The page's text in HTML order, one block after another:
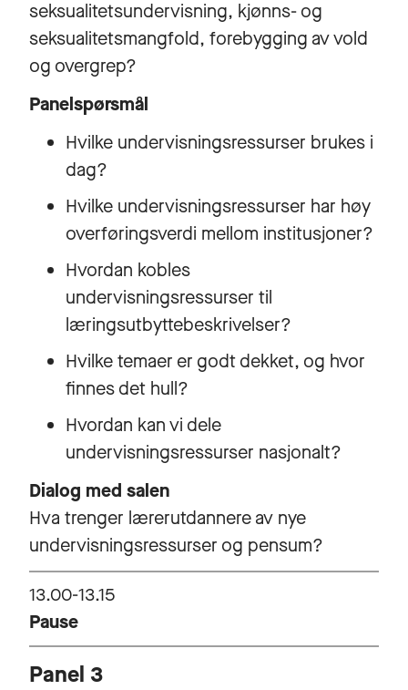
seksualitetsundervisning, kjønns- og
seksualitetsmangfold, forebygging av vold
og overgrep?
Panelspørsmål
Hvilke undervisningsressurser brukes i
dag?
Hvilke undervisningsressurser har høy
overføringsverdi mellom institusjoner?
Hvordan kobles
undervisningsressurser til
læringsutbyttebeskrivelser?
Hvilke temaer er godt dekket, og hvor
finnes det hull?
Hvordan kan vi dele
undervisningsressurser nasjonalt?
Dialog med salen
Hva trenger lærerutdannere av nye
undervisningsressurser og pensum?
13.00-13.15
Pause
Panel 3